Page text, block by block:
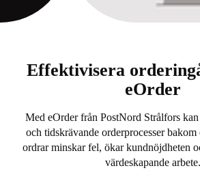
Effektivisera
eOrder
Med eOrder från PostNord Strålfors
och tidskrävande orderprocesser bakom
ordrar minskar fel, ökar kundnöjdheten
värdeskapande arbete.